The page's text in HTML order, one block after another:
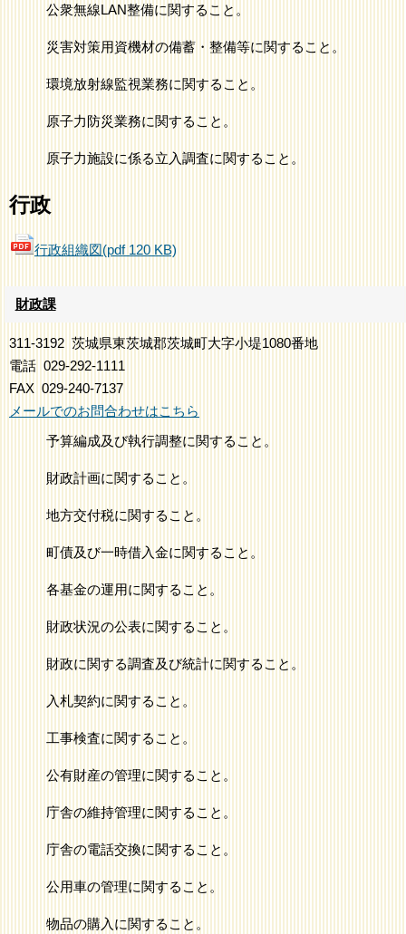
公衆無線LAN整備に関すること。
災害対策用資機材の備蓄・整備等に関すること。
環境放射線監視業務に関すること。
原子力防災業務に関すること。
原子力施設に係る立入調査に関すること。
行政
行政組織図(pdf 120 KB)
財政課
311-3192 茨城県東茨城郡茨城町大字小堤1080番地
電話 029-292-1111
FAX 029-240-7137
メールでのお問合わせはこちら
予算編成及び執行調整に関すること。
財政計画に関すること。
地方交付税に関すること。
町債及び一時借入金に関すること。
各基金の運用に関すること。
財政状況の公表に関すること。
財政に関する調査及び統計に関すること。
入札契約に関すること。
工事検査に関すること。
公有財産の管理に関すること。
庁舎の維持管理に関すること。
庁舎の電話交換に関すること。
公用車の管理に関すること。
物品の購入に関すること。